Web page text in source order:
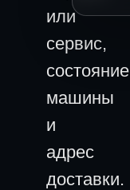
или
сервис,
состояние
машины
и
адрес
доставки.